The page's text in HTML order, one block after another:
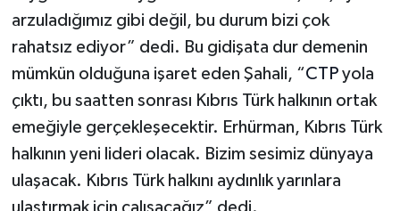
arzuladığımız gibi değil, bu durum bizi çok
rahatsız ediyor” dedi. Bu gidişata dur demenin
mümkün olduğuna işaret eden Şahali, “CTPyola
çıktı, bu saatten sonrası Kıbrıs Türk halkının ortak
emeğiyle gerçekleşecektir. Erhürman, Kıbrıs Türk
halkının yeni lideri olacak. Bizim sesimiz dünyaya
ulaşacak. Kıbrıs Türk halkını aydınlık yarınlara